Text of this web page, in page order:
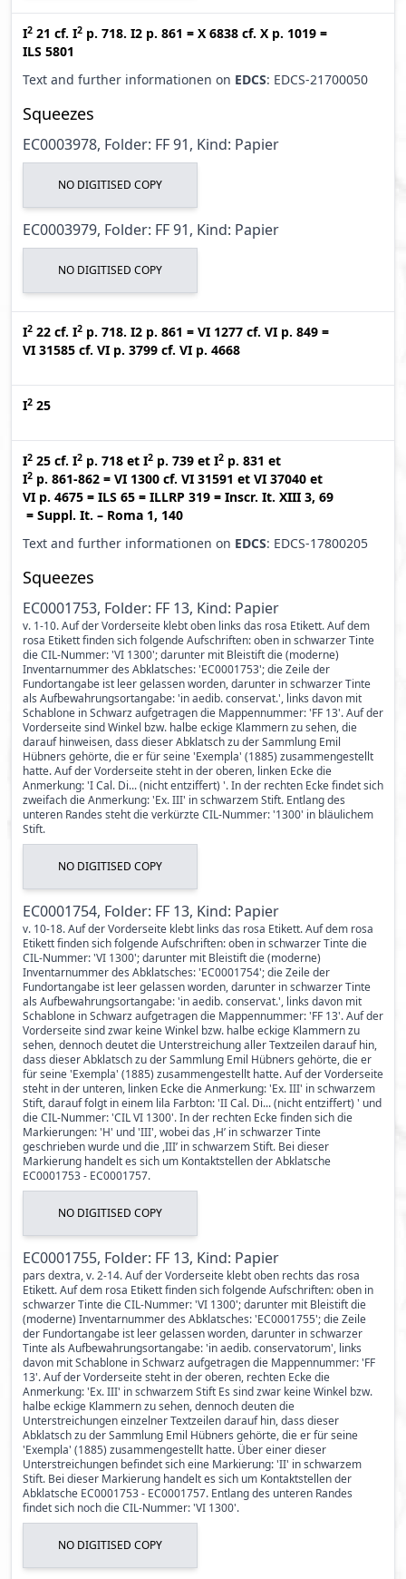
I2 21 cf. I2 p. 718. I2 p. 861 = X 6838 cf. X p. 1019 =
ILS 5801
Text and further informationen on EDCS: EDCS-21700050
Squeezes
EC0003978, Folder: FF 91, Kind: Papier
NO DIGITISED COPY
EC0003979, Folder: FF 91, Kind: Papier
NO DIGITISED COPY
I2 22 cf. I2 p. 718. I2 p. 861 = VI 1277 cf. VI p. 849 =
VI 31585 cf. VI p. 3799 cf. VI p. 4668
I2 25
I2 25 cf. I2 p. 718 et I2 p. 739 et I2 p. 831 et
I2 p. 861-862 = VI 1300 cf. VI 31591 et VI 37040 et
VI p. 4675 = ILS 65 = ILLRP 319 = Inscr. It. XIII 3, 69
= Suppl. It. – Roma 1, 140
Text and further informationen on EDCS: EDCS-17800205
Squeezes
EC0001753, Folder: FF 13, Kind: Papier
v. 1-10. Auf der Vorderseite klebt oben links das rosa Etikett. Auf dem
rosa Etikett finden sich folgende Aufschriften: oben in schwarzer Tinte
die CIL-Nummer: 'VI 1300'; darunter mit Bleistift die (moderne)
Inventarnummer des Abklatsches: 'EC0001753'; die Zeile der
Fundortangabe ist leer gelassen worden, darunter in schwarzer Tinte
als Aufbewahrungsortangabe: 'in aedib. conservat.', links davon mit
Schablone in Schwarz aufgetragen die Mappennummer: 'FF 13'. Auf der
Vorderseite sind Winkel bzw. halbe eckige Klammern zu sehen, die
darauf hinweisen, dass dieser Abklatsch zu der Sammlung Emil
Hübners gehörte, die er für seine 'Exempla' (1885) zusammengestellt
hatte. Auf der Vorderseite steht in der oberen, linken Ecke die
Anmerkung: 'I Cal. Di... (nicht entziffert) '. In der rechten Ecke findet sich
zweifach die Anmerkung: 'Ex. III' in schwarzem Stift. Entlang des
unteren Randes steht die verkürzte CIL-Nummer: '1300' in bläulichem
Stift.
NO DIGITISED COPY
EC0001754, Folder: FF 13, Kind: Papier
v. 10-18. Auf der Vorderseite klebt links das rosa Etikett. Auf dem rosa
Etikett finden sich folgende Aufschriften: oben in schwarzer Tinte die
CIL-Nummer: 'VI 1300'; darunter mit Bleistift die (moderne)
Inventarnummer des Abklatsches: 'EC0001754'; die Zeile der
Fundortangabe ist leer gelassen worden, darunter in schwarzer Tinte
als Aufbewahrungsortangabe: 'in aedib. conservat.', links davon mit
Schablone in Schwarz aufgetragen die Mappennummer: 'FF 13'. Auf der
Vorderseite sind zwar keine Winkel bzw. halbe eckige Klammern zu
sehen, dennoch deutet die Unterstreichung aller Textzeilen darauf hin,
dass dieser Abklatsch zu der Sammlung Emil Hübners gehörte, die er
für seine 'Exempla' (1885) zusammengestellt hatte. Auf der Vorderseite
steht in der unteren, linken Ecke die Anmerkung: 'Ex. III' in schwarzem
Stift, darauf folgt in einem lila Farbton: 'II Cal. Di... (nicht entziffert) ' und
die CIL-Nummer: 'CIL VI 1300'. In der rechten Ecke finden sich die
Markierungen: 'H' und 'III', wobei das ,H’ in schwarzer Tinte
geschrieben wurde und die ,III’ in schwarzem Stift. Bei dieser
Markierung handelt es sich um Kontaktstellen der Abklatsche
EC0001753 - EC0001757.
NO DIGITISED COPY
EC0001755, Folder: FF 13, Kind: Papier
pars dextra, v. 2-14. Auf der Vorderseite klebt oben rechts das rosa
Etikett. Auf dem rosa Etikett finden sich folgende Aufschriften: oben in
schwarzer Tinte die CIL-Nummer: 'VI 1300'; darunter mit Bleistift die
(moderne) Inventarnummer des Abklatsches: 'EC0001755'; die Zeile
der Fundortangabe ist leer gelassen worden, darunter in schwarzer
Tinte als Aufbewahrungsortangabe: 'in aedib. conservatorum', links
davon mit Schablone in Schwarz aufgetragen die Mappennummer: 'FF
13'. Auf der Vorderseite steht in der oberen, rechten Ecke die
Anmerkung: 'Ex. III' in schwarzem Stift Es sind zwar keine Winkel bzw.
halbe eckige Klammern zu sehen, dennoch deuten die
Unterstreichungen einzelner Textzeilen darauf hin, dass dieser
Abklatsch zu der Sammlung Emil Hübners gehörte, die er für seine
'Exempla' (1885) zusammengestellt hatte. Über einer dieser
Unterstreichungen befindet sich eine Markierung: 'II' in schwarzem
Stift. Bei dieser Markierung handelt es sich um Kontaktstellen der
Abklatsche EC0001753 - EC0001757. Entlang des unteren Randes
findet sich noch die CIL-Nummer: 'VI 1300'.
NO DIGITISED COPY